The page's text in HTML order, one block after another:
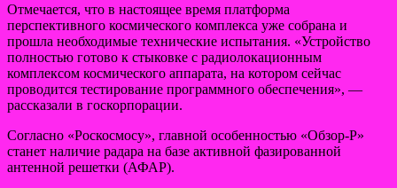
Отмечается, что в настоящее время платформа
перспективного космического комплекса уже собрана и
прошла необходимые технические испытания. «Устройство
полностью готово к стыковке с радиолокационным
комплексом космического аппарата, на котором сейчас
проводится тестирование программного обеспечения», —
рассказали в госкорпорации.
Согласно «Роскосмосу», главной особенностью «Обзор-Р»
станет наличие радара на базе активной фазированной
антенной решетки (АФАР).